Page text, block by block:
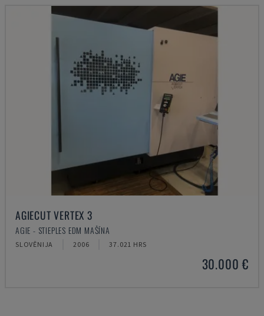
AGIECUT VERTEX 3
AGIE - STIEPLES EDM MAŠĪNA
SLOVĒNIJA 2006 37.021 HRS
30.000 €